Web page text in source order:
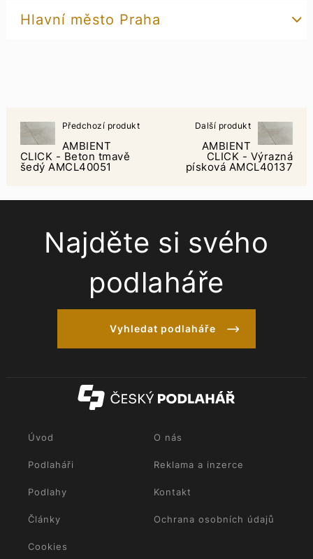
Hlavní město Praha
Předchozí produkt
AMBIENT
CLICK - Beton tmavě
šedý AMCL40051
Další produkt
AMBIENT
CLICK - Výrazná
písková AMCL40137
Najděte si svého
podlaháře
Vyhledat podlaháře
Úvod O nás
Podlaháři Reklama a inzerce
Podlahy Kontakt
Články Ochrana osobních údajů
Cookies